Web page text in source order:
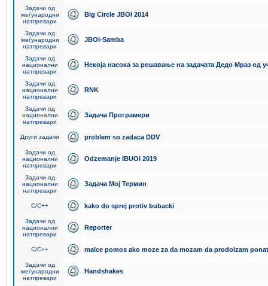
Задачи од
меѓународни
натпревари
Big Circle JBOI 2014
Задачи од
меѓународни
натпревари
JBOI-Samba
Задачи од
национални
натпревари
Некоја насока за решавање на задачата Дедо Мраз од
Задачи од
национални
натпревари
RNK
Задачи од
национални
натпревари
Задача Програмери
Други задачи problem so zadaca DDV
Задачи од
национални
натпревари
Odzemanje IBUOI 2019
Задачи од
национални
натпревари
Задача Мој Термин
C/C++ kako do sprej protiv bubacki
Задачи од
национални
натпревари
Reporter
C/C++ malce pomos ako moze za da mozam da prodolzam
Задачи од
меѓународни
натпревари
Handshakes